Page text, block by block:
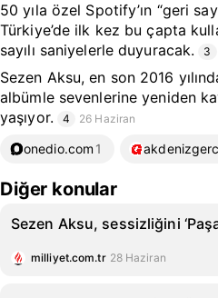
50 yıla özel Spotify’ın “geri
Türkiye’de ilk kez bu çapta
sayılı saniyelerle duyuracak.
3
Sezen Aksu, en son 2016
albümle sevenlerine yeniden
yaşıyor.
4 26 Haziran
onedio.com 1
Diğer konular
Sezen Aksu, sessizliğini
milliyet.com.tr 28 Haziran